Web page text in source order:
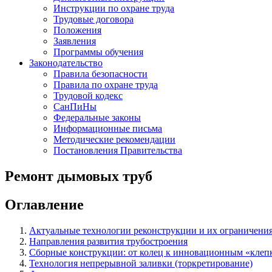
Инструкции по охране труда
Трудовые договора
Положения
Заявления
Программы обучения
Законодательство
Правила безопасности
Правила по охране труда
Трудовой кодекс
СанПиНы
Федеральные законы
Информационные письма
Методические рекомендации
Постановления Правительства
Ремонт дымовых труб
Оглавление
Актуальные технологии реконструкции и их
Направления развития трубостроения
Сборные конструкции: от колец к инновационным
Технология непрерывной заливки (торкретирование)